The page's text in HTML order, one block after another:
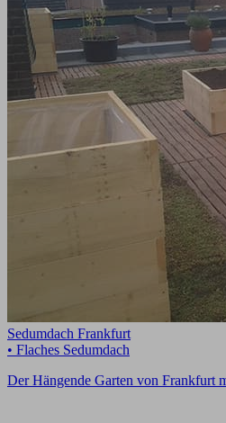
Sedumdach Frankfurt
• Flaches Sedumdach
Der Hängende Garten von Frankfurt